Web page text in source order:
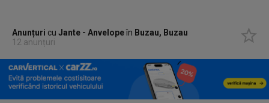
Anunțuri cuJante - Anvelopeîn Buzau, Buzau
12 anunțuri